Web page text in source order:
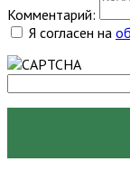
Комментарий:
Я согласен на